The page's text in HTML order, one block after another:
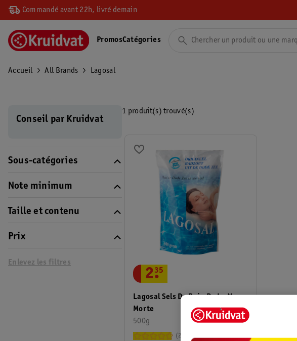
Commandé avant 22h, livré demain
PromosCatégories
Accueil All Brands Lagosal
Conseil par Kruidvat
Sous-catégories
Note minimum
Taille et contenu
Prix
Enlevez les filtres
1 produit(s) trouvé(s)
Lagosal Sels De Bain De La Mer
Morte
500g
2.
35
21